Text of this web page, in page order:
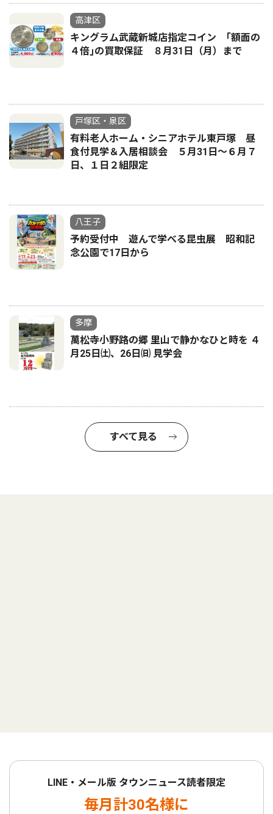
高津区
キングラム武蔵新城店指定コイン ｢額面の
４倍｣の買取保証 ８月31日（月）まで
戸塚区・泉区
有料老人ホーム・シニアホテル東戸塚 昼
食付見学＆入居相談会 ５月31日～６月７
日、１日２組限定
八王子
予約受付中 遊んで学べる昆虫展 昭和記
念公園で17日から
多摩
萬松寺小野路の郷 里山で静かなひと時を ４
月25日㈯、26日㈰ 見学会
すべて見る
LINE・メール版 タウンニュース読者限定
毎月計30名様に